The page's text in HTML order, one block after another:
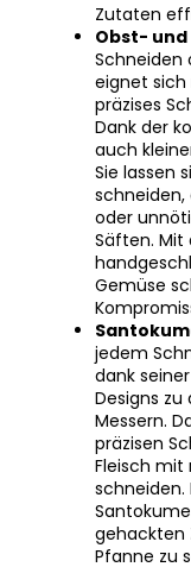
Obst-
Schneiden
eignet sich
präzises
Dank der
auch
Sie lassen
schneiden,
oder
Säften. Mit
Gemüse
jedem
dank
Designs
Messern.
präzisen
Fleisch mit
schneiden.
gehackten
Pfanne zu
die ein